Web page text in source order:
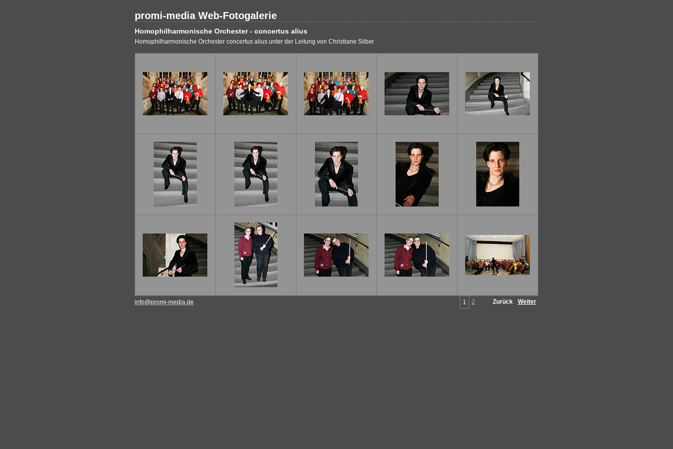
promi-media Web-Fotogalerie
Homophilharmonische Orchester - concertus alius
Homophilharmonische Orchester concertus alius unter der Leitung von Christiane Silber
1 2 Zurück Weiter
info@promi-media.de